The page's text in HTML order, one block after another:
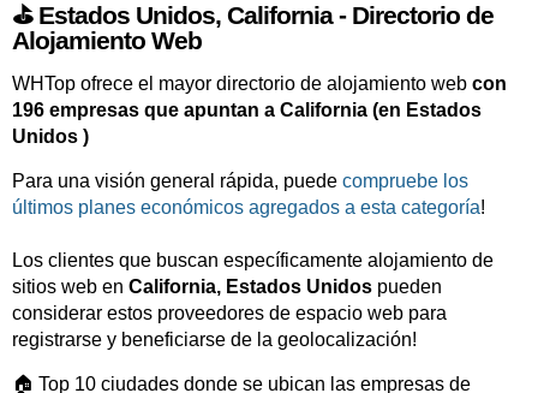
⛳ Estados Unidos, California - Directorio de
Alojamiento Web
WHTop ofrece el mayor directorio de alojamiento web con
196 empresas que apuntan a California (en Estados
Unidos )
Para una visión general rápida, puede compruebe los
últimos planes económicos agregados a esta categoría!
Los clientes que buscan específicamente alojamiento de
sitios web en California, Estados Unidos pueden
considerar estos proveedores de espacio web para
registrarse y beneficiarse de la geolocalización!
🏠 Top 10 ciudades donde se ubican las empresas de